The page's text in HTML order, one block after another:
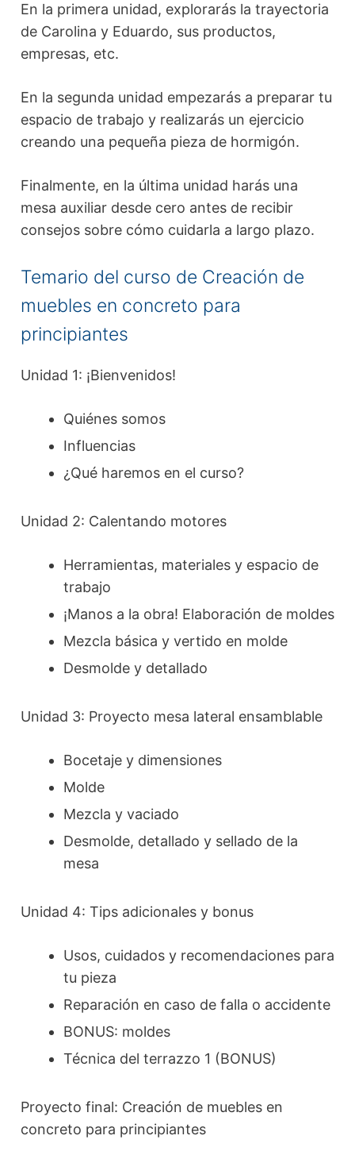
En la primera unidad, explorarás la trayectoria
de Carolina y Eduardo, sus productos,
empresas, etc.
En la segunda unidad empezarás a preparar tu
espacio de trabajo y realizarás un ejercicio
creando una pequeña pieza de hormigón.
Finalmente, en la última unidad harás una
mesa auxiliar desde cero antes de recibir
consejos sobre cómo cuidarla a largo plazo.
Temario del curso de Creación de
muebles en concreto para
principiantes
Unidad 1: ¡Bienvenidos!
Quiénes somos
Influencias
¿Qué haremos en el curso?
Unidad 2: Calentando motores
Herramientas, materiales y espacio de
trabajo
¡Manos a la obra! Elaboración de moldes
Mezcla básica y vertido en molde
Desmolde y detallado
Unidad 3: Proyecto mesa lateral ensamblable
Bocetaje y dimensiones
Molde
Mezcla y vaciado
Desmolde, detallado y sellado de la
mesa
Unidad 4: Tips adicionales y bonus
Usos, cuidados y recomendaciones para
tu pieza
Reparación en caso de falla o accidente
BONUS: moldes
Técnica del terrazzo 1 (BONUS)
Proyecto final: Creación de muebles en
concreto para principiantes